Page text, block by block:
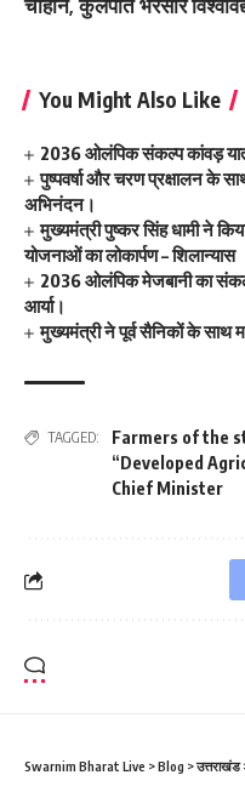
You Might Also Like
2036 ओलंपिक संकल्प कांवड़
पुष्पवर्षा और चरण प्रक्षालन के
अभिनंदन।
मुख्यमंत्री पुष्कर सिंह धामी ने
योजनाओं का लोकार्पण – शिलान्यास
2036 ओलंपिक मेजबानी का
आर्या।
मुख्यमंत्री ने पूर्व सैनिकों के
TAGGED:
Farmers of the
“Developed
Chief Minister
Swarnim Bharat Live >Blog >उत्तराखंड